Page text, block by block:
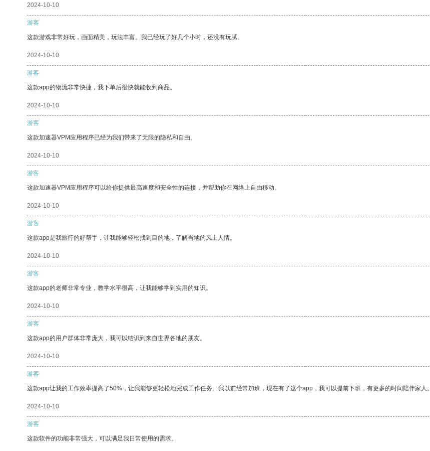
2024-10-10
游客
这款游戏非常好玩，画面精美，玩法丰富。我已经玩了好几个小时，还没有玩腻。
2024-10-10
游客
这款app的物流非常快捷，我下单后很快就能收到商品。
2024-10-10
游客
这款加速器VPM应用程序已经为我们带来了无限的隐私和自由。
2024-10-10
游客
这款加速器VPM应用程序可以给你提供最高速度和安全性的连接，并帮助你在网络上自由移动。
2024-10-10
游客
这款app是我旅行的好帮手，让我能够轻松找到目的地，了解当地的风土人情。
2024-10-10
游客
这款app的老师非常专业，教学水平很高，让我能够学到实用的知识。
2024-10-10
游客
这款app的用户群体非常庞大，我可以结识到来自世界各地的朋友。
2024-10-10
游客
这款app让我的工作效率提高了50%，让我能够更轻松地完成工作任务。我以前经常加班，现在有了这个app，我可以提前下班，有更多的时间陪伴家人。
2024-10-10
游客
这款软件的功能非常强大，可以满足我日常使用的需求。